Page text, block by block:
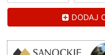
DODAJ